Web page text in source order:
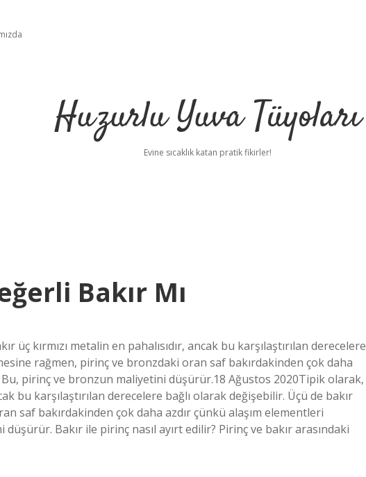
Huzurlu Yuva Tüyoları
Evine sıcaklık katan pratik fikirler!
Bakır Mı
üç kırmızı metalin en pahalısıdır, ancak bu karşılaştırılan derecelere
rağmen, pirinç ve bronzdaki oran saf bakırdakinden çok daha
Bu, pirinç ve bronzun maliyetini düşürür.18 Ağustos 2020Tipik olarak,
bu karşılaştırılan derecelere bağlı olarak değişebilir. Üçü de bakır
saf bakırdakinden çok daha azdır çünkü alaşım elementleri
Bakır ile pirinç nasıl ayırt edilir? Pirinç ve bakır arasındaki